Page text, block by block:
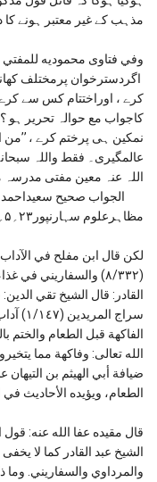
مذہب کے غیر معتبر ہونے
اگردسترخوان پرمختلف
کرے ، اوراختتام کس سے
کاجواب مع حوالہ تحریر ہو
نمکین ہی پرختم کرے ، ’’من
عالمگیری۔ فقط واللہ
الجواب صحیح سعیداحمد
مظاہرعلوم سہارنپور۲۳؍۵؍۶۲ھ؁۔
القادر: قال الشيخ تقي
الفاكهة قبل الطعام والختم
الله تعالى: وفاكهة مما
الطعام، ويؤيده الأحاديث في
قال مقيده عفا الله عنه:
الشيخ عبد القادر كما لا
والمرداوي والسفاريني. وما